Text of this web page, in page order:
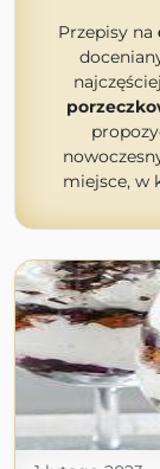
Przepisy na
miejsce, w